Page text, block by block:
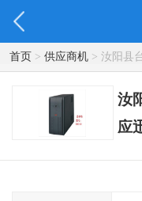
首页> 供应商机> 汝阳县
汝
应